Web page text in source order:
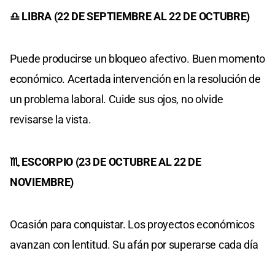
♎ LIBRA (22 DE SEPTIEMBRE AL 22 DE OCTUBRE)
Puede producirse un bloqueo afectivo. Buen momento
económico. Acertada intervención en la resolución de
un problema laboral. Cuide sus ojos, no olvide
revisarse la vista.
♏ ESCORPIO (23 DE OCTUBRE AL 22 DE
NOVIEMBRE)
Ocasión para conquistar. Los proyectos económicos
avanzan con lentitud. Su afán por superarse cada día